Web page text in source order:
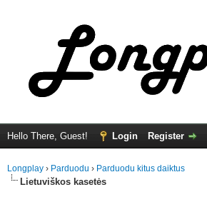
Hello There, Guest! Login Register
Longplay › Parduodu › Parduodu kitus daiktus
Lietuviškos kasetės